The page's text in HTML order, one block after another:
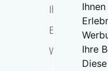
Ihre
Ihr